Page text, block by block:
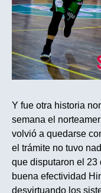
Y fue otra historia
semana el
volvió a quedarse
el trámite no tuvo
que disputaron el 23
buena efectividad
desvirtuando los